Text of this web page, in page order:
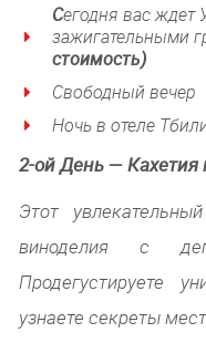
Сегодня вас ждет
зажигательными
стоимость)
Свободный вечер
Ночь в отеле
2-ойДень — Кахетия
Этот
виноделия с
Продегустируете
узнаете секреты